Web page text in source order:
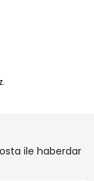
ile haberdar